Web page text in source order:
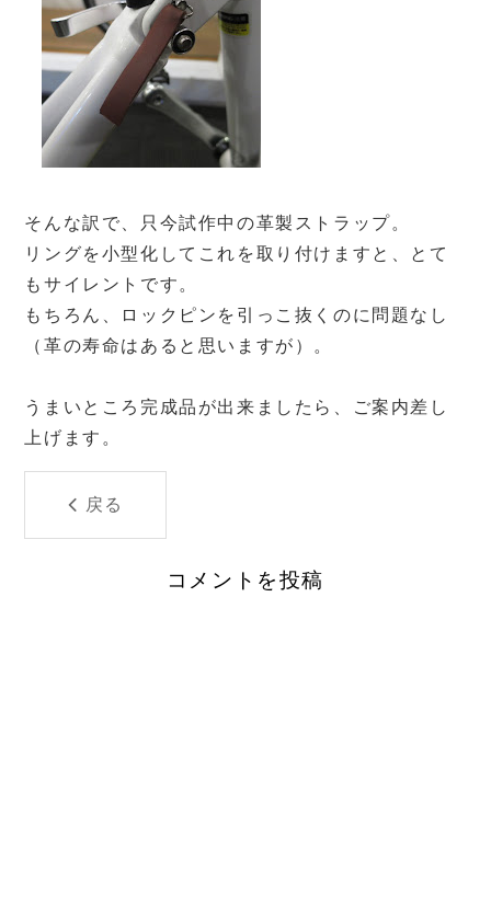
そんな訳で、只今試作中の革製ストラップ。
リングを小型化してこれを取り付けますと、とて
もサイレントです。
もちろん、ロックピンを引っこ抜くのに問題なし
（革の寿命はあると思いますが）。
うまいところ完成品が出来ましたら、ご案内差し
上げます。
戻る
コメントを投稿